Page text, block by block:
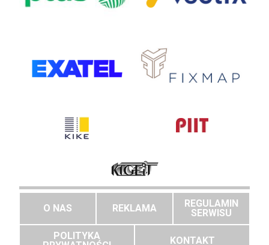
O NAS REKLAMA
REGULAMIN
SERWISU
POLITYKA
KONTAKT